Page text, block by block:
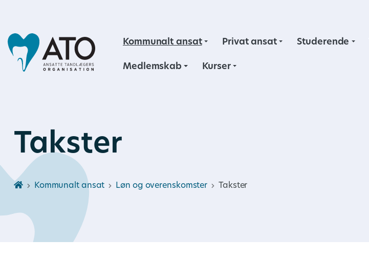
Kommunalt ansat Privat ansat Studerende
Medlemskab Kurser
Takster
Kommunalt ansat Løn og overenskomster Takster